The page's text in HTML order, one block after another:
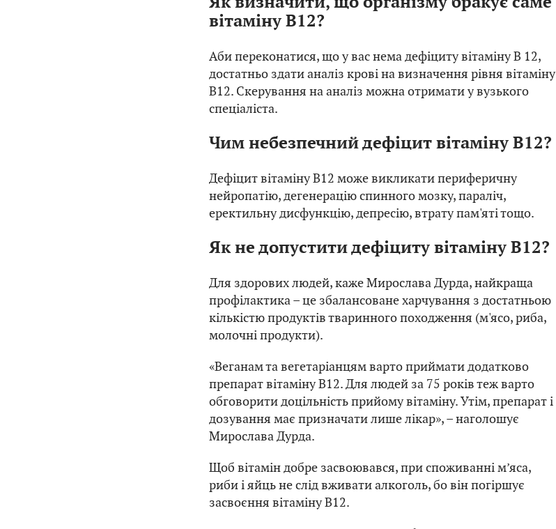
вітаміну B12?
Аби переконатися, що у вас нема дефіциту вітаміну В 12,
достатньо здати аналіз крові на визначення рівня вітаміну
B12. Скерування на аналіз можна отримати у вузького
спеціаліста.
Чим небезпечний дефіцит вітаміну B12?
Дефіцит вітаміну B12 може викликати периферичну
нейропатію, дегенерацію спинного мозку, параліч,
еректильну дисфункцію, депресію, втрату пам'яті тощо.
Як не допустити дефіциту вітаміну В12?
Для здорових людей, каже Мирослава Дурда, найкраща
профілактика – це збалансоване харчування з достатньою
кількістю продуктів тваринного походження (м'ясо, риба,
молочні продукти).
«Веганам та вегетаріанцям варто приймати додатково
препарат вітаміну В12. Для людей за 75 років теж варто
обговорити доцільність прийому вітаміну. Утім, препарат і
дозування має призначати лише лікар», – наголошує
Мирослава Дурда.
Щоб вітамін добре засвоювався, при споживанні м’яса,
риби і яйць не слід вживати алкоголь, бо він погіршує
засвоєння вітаміну В12.